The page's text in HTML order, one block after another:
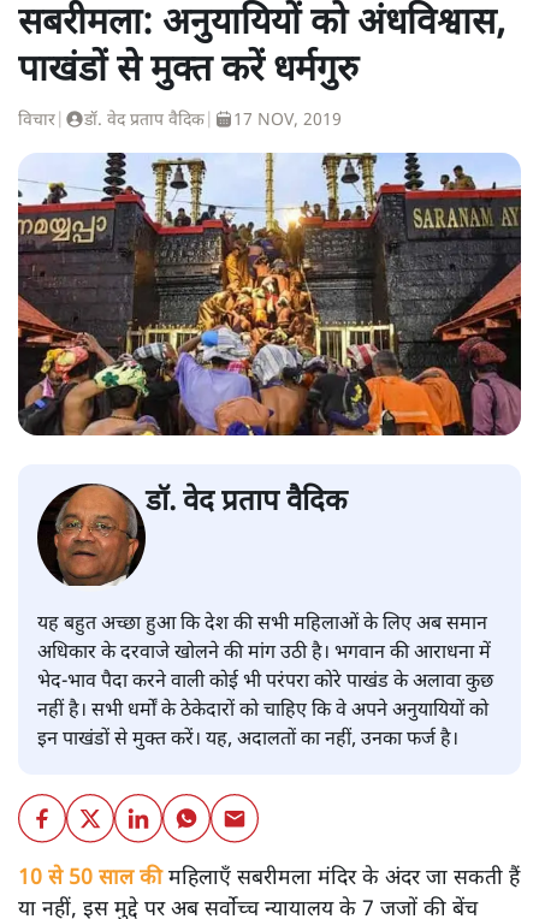
सबरीमला: अनुयायियों को अंधविश्वास,
पाखंडों से मुक्त करें धर्मगुरु
विचार डॉ. वेद प्रताप वैदिक 17 NOV, 2019
डॉ. वेद प्रताप वैदिक
यह बहुत अच्छा हुआ कि देश की सभी महिलाओं के लिए अब समान
अधिकार के दरवाजे खोलने की मांग उठी है। भगवान की आराधना में
भेद-भाव पैदा करने वाली कोई भी परंपरा कोरे पाखंड के अलावा कुछ
नहीं है। सभी धर्मों के ठेकेदारों को चाहिए कि वे अपने अनुयायियों को
इन पाखंडों से मुक्त करें। यह, अदालतों का नहीं, उनका फर्ज है।
10 से 50 साल कीमहिलाएँ सबरीमला मंदिर के अंदर जा सकती हैं
या नहीं, इस मुद्दे पर अब सर्वोच्च न्यायालय के 7 जजों की बेंच